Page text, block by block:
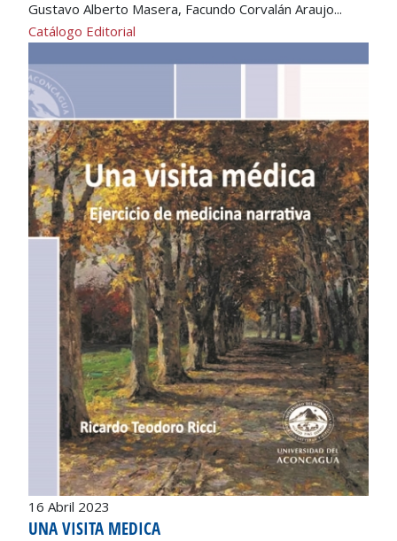
Gustavo Alberto Masera, Facundo Corvalán Araujo...
Catálogo Editorial
16 Abril 2023
UNA VISITA MEDICA